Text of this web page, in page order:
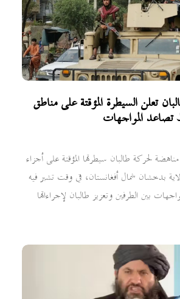
تعلن السيطرة المؤقتة على مناطق
المواجهات
لحركة طالبان سيطرتها المؤقتة على أجزاء
بدخشان شمال أفغانستان، في وقت تشير فيه
بين الطرفين وتعزيز طالبان لإجراءاتها